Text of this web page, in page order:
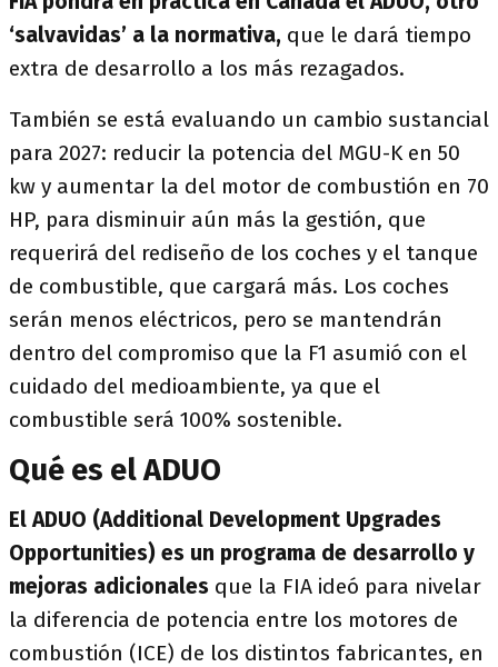
‘salvavidas’ a la normativa, que le dará tiempo
extra de desarrollo a los más rezagados.
También se está evaluando un cambio sustancial
para 2027: reducir la potencia del MGU-K en 50
kw y aumentar la del motor de combustión en 70
HP, para disminuir aún más la gestión, que
requerirá del rediseño de los coches y el tanque
de combustible, que cargará más. Los coches
serán menos eléctricos, pero se mantendrán
dentro del compromiso que la F1 asumió con el
cuidado del medioambiente, ya que el
combustible será 100% sostenible.
Qué es el ADUO
El ADUO (Additional Development Upgrades
Opportunities) es un programa de desarrollo y
mejoras adicionales que la FIA ideó para nivelar
la diferencia de potencia entre los motores de
combustión (ICE) de los distintos fabricantes, en